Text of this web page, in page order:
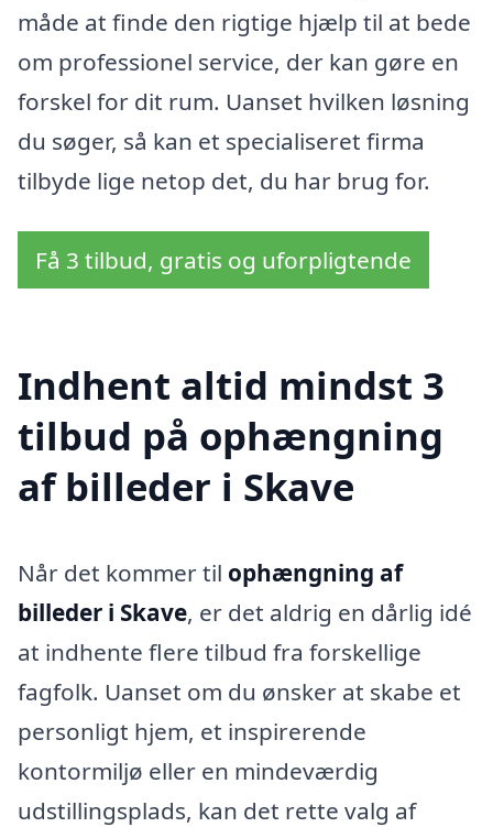
måde at finde den rigtige hjælp til at bede
om professionel service, der kan gøre en
forskel for dit rum. Uanset hvilken løsning
du søger, så kan et specialiseret firma
tilbyde lige netop det, du har brug for.
Få 3 tilbud, gratis og uforpligtende
Indhent altid mindst 3
tilbud på ophængning
af billeder i Skave
Når det kommer til ophængning af
billeder i Skave, er det aldrig en dårlig idé
at indhente flere tilbud fra forskellige
fagfolk. Uanset om du ønsker at skabe et
personligt hjem, et inspirerende
kontormiljø eller en mindeværdig
udstillingsplads, kan det rette valg af